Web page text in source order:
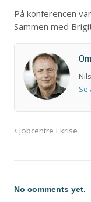
På konferencen
Sammen med
Se
Jobcentre i krise
No comments yet.